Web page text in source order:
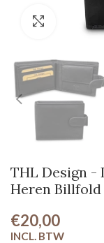
Klik om te
THL Design -
Heren
€20,00